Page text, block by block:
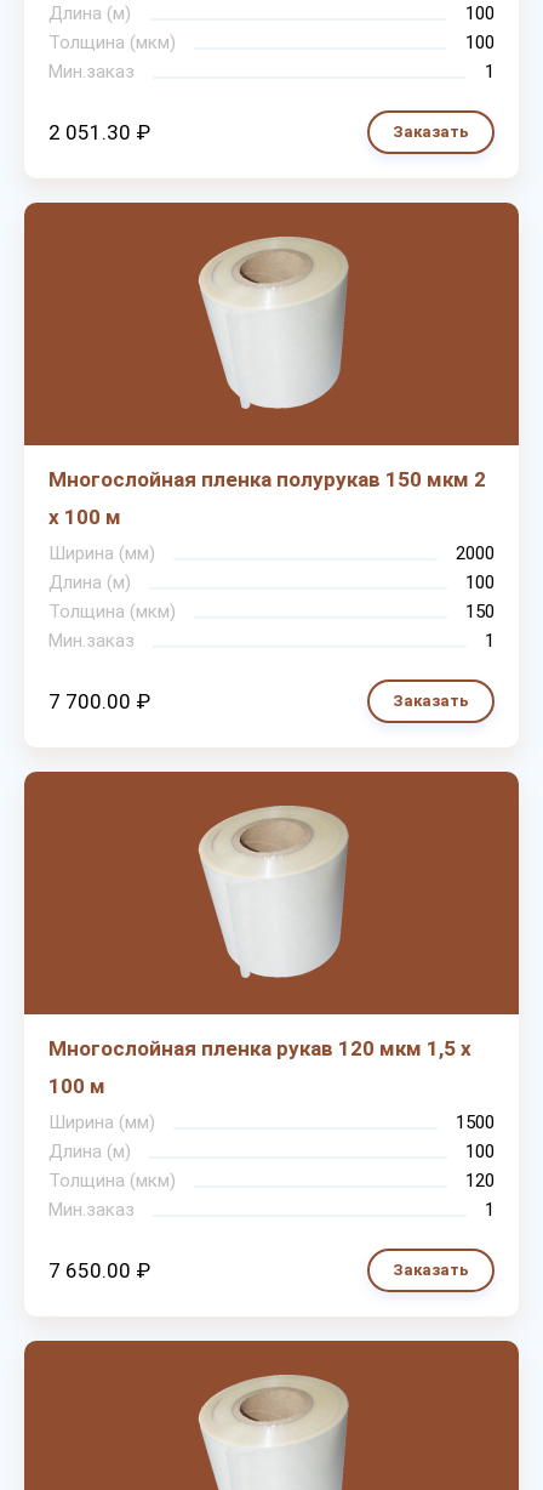
Длина (м)
100
Толщина (мкм)
100
Мин.заказ
1
2 051.30 ₽ Заказать
Многослойная пленка полурукав 150 мкм 2
х 100 м
Ширина (мм)
2000
Длина (м)
100
Толщина (мкм)
150
Мин.заказ
1
7 700.00 ₽ Заказать
Многослойная пленка рукав 120 мкм 1,5 х
100 м
Ширина (мм)
1500
Длина (м)
100
Толщина (мкм)
120
Мин.заказ
1
7 650.00 ₽ Заказать